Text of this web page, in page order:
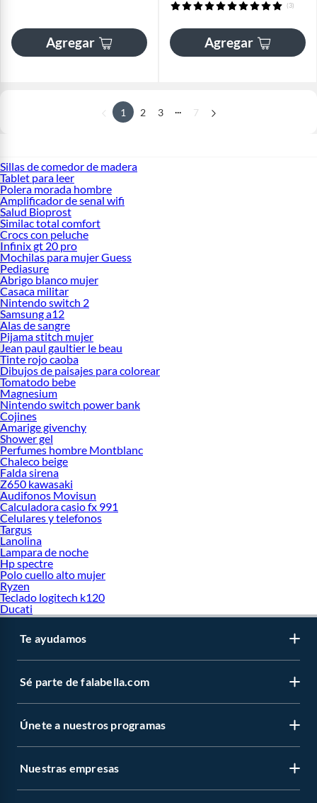
Agregar
(3)
Agregar
1 2 3 7
Sillas de comedor de madera
Tablet para leer
Polera morada hombre
Amplificador de senal wifi
Salud Bioprost
Similac total comfort
Crocs con peluche
Infinix gt 20 pro
Mochilas para mujer Guess
Pediasure
Abrigo blanco mujer
Casaca militar
Nintendo switch 2
Samsung a12
Alas de sangre
Pijama stitch mujer
Jean paul gaultier le beau
Tinte rojo caoba
Dibujos de paisajes para colorear
Tomatodo bebe
Magnesium
Nintendo switch power bank
Cojines
Amarige givenchy
Shower gel
Perfumes hombre Montblanc
Chaleco beige
Falda sirena
Z650 kawasaki
Audifonos Movisun
Calculadora casio fx 991
Celulares y telefonos
Targus
Lanolina
Lampara de noche
Hp spectre
Polo cuello alto mujer
Ryzen
Teclado logitech k120
Ducati
Te ayudamos
Sé parte de falabella.com
Únete a nuestros programas
Nuestras empresas